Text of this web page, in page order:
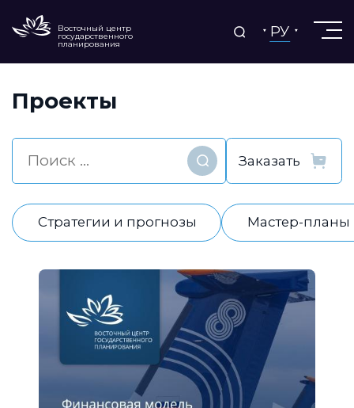
Восточный центр
государственного
планирования
РУ
Проекты
Найти
Стратегии и прогнозы Мастер-планы